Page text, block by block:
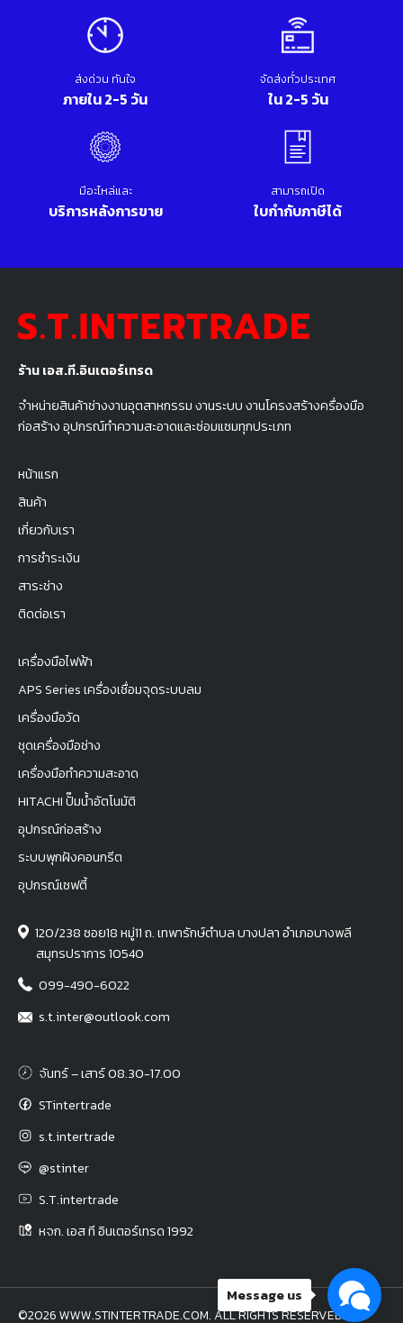
ร้าน เอส.ที.อินเตอร์เทรด
จำหน่ายสินค้าช่างงานอุตสาหกรรม งานระบบ งานโครงสร้างครื่องมือ
ก่อสร้าง อุปกรณ์ทำความสะอาดและซ่อมแซมทุกประเภท
หน้าแรก
สินค้า
เกี่ยวกับเรา
การชำระเงิน
สาระช่าง
ติดต่อเรา
เครื่องมือไฟฟ้า
APS Series เครื่องเชื่อมจุดระบบลม
เครื่องมือวัด
ชุดเครื่องมือช่าง
เครื่องมือทำความสะอาด
HITACHI ปั๊มน้ำอัตโนมัติ
อุปกรณ์ก่อสร้าง
ระบบพุกฝังคอนกรีต
อุปกรณ์เซฟตี้
120/238 ซอย18 หมู่11 ถ. เทพารักษ์ตำบล บางปลา อำเภอบางพลี
สมุทรปราการ 10540
099-490-6022
s.t.inter@outlook.com
จันทร์ – เสาร์ 08.30-17.00
STintertrade
s.t.intertrade
@stinter
S.T.intertrade
หจก. เอส ที อินเตอร์เทรด 1992
ส่งด่วน ทันใจ
ภายใน 2-5 วัน
จัดส่งทั่วประเทศ
ใน 2-5 วัน
มีอะไหล่และ
บริการหลังการขาย
สามารถเปิด
ใบกำกับภาษีได้
©2026 WWW.STINTERTRADE.COM. ALL RIGHTS RESERVED.
Message us